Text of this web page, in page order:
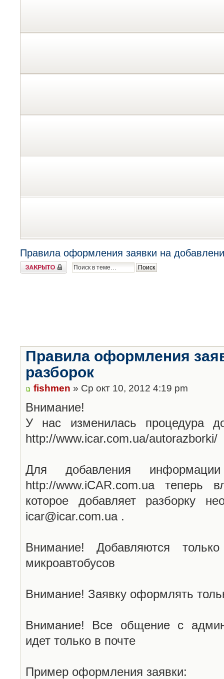
Правила оформления заявки на
Закрыто
Правила оформления
разборок
fishmen » Ср окт 10, 2012 4:19 pm
Внимание!
У нас изменилась процедура
http://www.icar.com.ua/autorazborki/
Для добавления
http://www.iCAR.com.ua теперь
которое добавляет разборку
icar@icar.com.ua .
Внимание! Добавляются
микроавтобусов
Внимание! Заявку оформлять
Внимание! Все общение с
идет только в почте
Пример оформления заявки: